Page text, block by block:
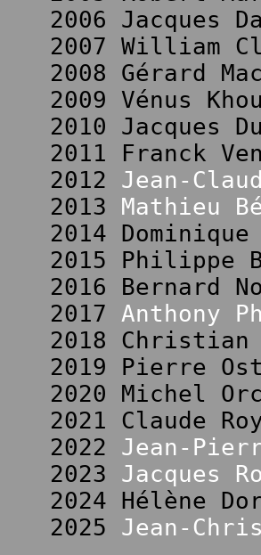
2006 Jacques
2007 William
2008 Gérard
2009 Vénus
2010 Jacques
2011 Franck
2012 Jean-
2013 Mathieu
2014
2015 Philippe
2016 Bernard
2017 Anthony
2018
2019 Pierre
2020 Michel
2021 Claude
2022 Jean-
2023 Jacques
2024 Hélène
2025 Jean-